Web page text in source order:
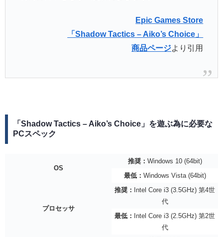
Epic Games Store
「Shadow Tactics – Aiko’s Choice」
商品ページより引用
「Shadow Tactics – Aiko’s Choice」を遊ぶ為に必要な
PCスペック
OS
推奨： Windows 10 (64bit)
最低： Windows Vista (64bit)
プロセッサ
推奨： Intel Core i3 (3.5GHz) 第4世
代
最低： Intel Core i3 (2.5GHz) 第2世
代